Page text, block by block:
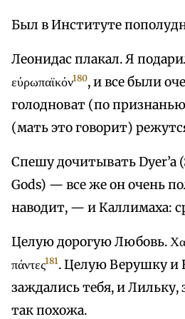
Был в Институте
Леонидас плакал. Я
εύρωπαϊκόν180, и все были
голодноват (по
(мать это говорит)
Спешу дочитывать Dyer’a
Gods) — все же он очень
наводит, — и Каллимаха:
Целую дорогую Любовь.
πάντες181. Целую Верушку и
заждались тебя, и Лильку,
так похожа.